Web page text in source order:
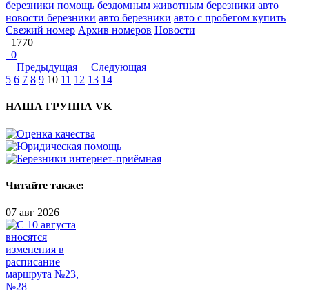
березники помощь бездомным животным березники авто
новости березники авто березники авто с пробегом купить
Свежий номер Архив номеров Новости
1770
0
Предыдущая
Следующая
5 6 7 8 9 10 11 12 13 14
НАША ГРУППА VK
Читайте также:
07 авг 2026